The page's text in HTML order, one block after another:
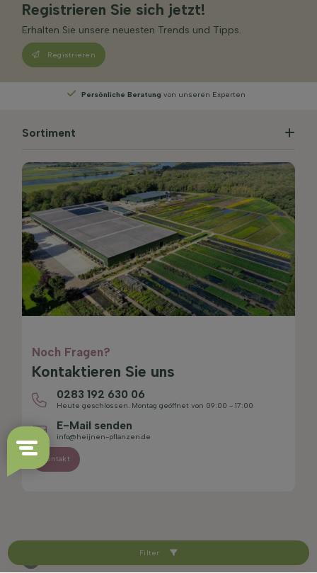
Filter
Registrieren Sie sich jetzt!
Erhalten Sie unsere neuesten Trends und Tipps.
Registrieren
Persönliche Beratungvon unseren Experten
Sortiment
Noch Fragen?
Kontaktieren Sie uns
0283 192 630 06
Heute geschlossen. Montag geöffnet von 09:00 - 17:00
E-Mail senden
info@heijnen-pflanzen.de
Kontakt
4.4/5